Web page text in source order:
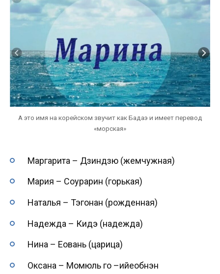
А это имя на корейском звучит как Бадаэ и имеет перевод
«морская»
Маргарита – Дзиндзю (жемчужная)
Мария – Соурарин (горькая)
Наталья – Тэгонан (рожденная)
Надежда – Кидэ (надежда)
Нина – Еовань (царица)
Оксана – Момюль го –ийеобнэн